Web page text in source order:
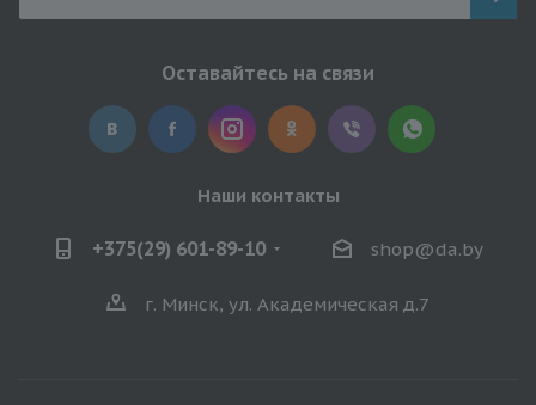
Оставайтесь на связи
Наши контакты
+375(29) 601-89-10 shop@da.by
г. Минск, ул. Академическая д.7